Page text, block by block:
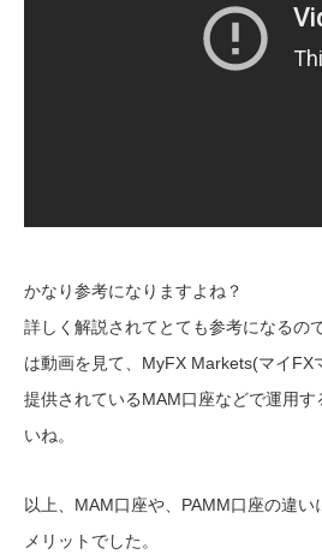
かなり参考になりますよね？
詳しく解説されてとても参考になるの
は動画を見て、MyFX Markets(マイFX
提供されているMAM口座などで運用す
いね。
以上、MAM口座や、PAMM口座の違
メリットでした。